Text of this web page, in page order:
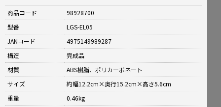
商品コード
98928700
型番
LGS-EL05
JANコード
4975149989287
構造
完成品
材質
ABS樹脂、ポリカーボネート
サイズ
約幅12.2cm×奥行15.2cm×高さ5.6cm
重量
0.46kg